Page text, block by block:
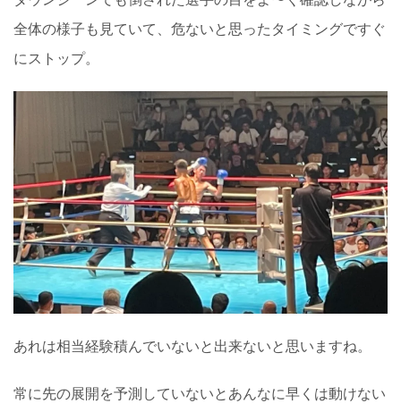
全体の様子も見ていて、危ないと思ったタイミングですぐ
にストップ。
あれは相当経験積んでいないと出来ないと思いますね。
常に先の展開を予測していないとあんなに早くは動けない